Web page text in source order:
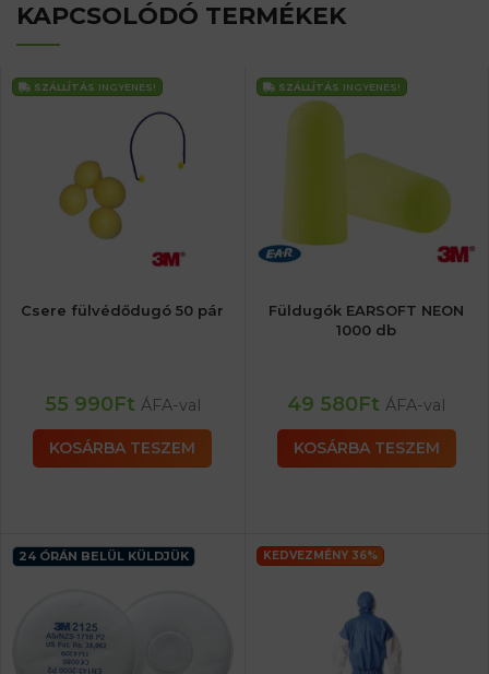
KAPCSOLÓDÓ TERMÉKEK
SZÁLLÍTÁS INGYENES!
Csere fülvédődugó 50 pár
55 990Ft ÁFA-val
KOSÁRBA TESZEM
SZÁLLÍTÁS INGYENES!
Füldugók EARSOFT NEON
1000 db
49 580Ft ÁFA-val
KOSÁRBA TESZEM
24 ÓRÁN BELÜL KÜLDJÜK KEDVEZMÉNY 36%